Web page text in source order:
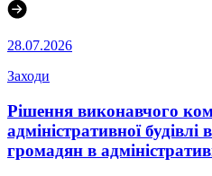
28.07.2026
Заходи
Рішення виконавчого
адміністративної
громадян в